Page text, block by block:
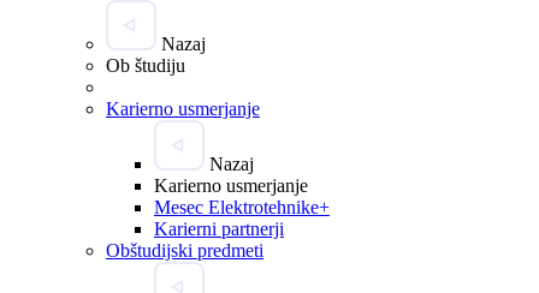
Nazaj
Ob študiju
Karierno usmerjanje
Nazaj
Karierno usmerjanje
Mesec Elektrotehnike+
Karierni partnerji
Obštudijski predmeti